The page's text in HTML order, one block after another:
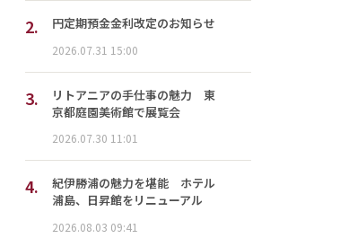
2. 円定期預金金利改定のお知らせ
2026.07.31 15:00
3.
リトアニアの手仕事の魅力 東
京都庭園美術館で展覧会
2026.07.30 11:01
4.
紀伊勝浦の魅力を堪能 ホテル
浦島、日昇館をリニューアル
2026.08.03 09:41